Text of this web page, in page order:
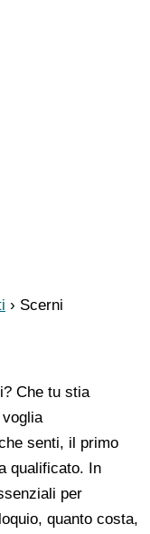
› Scerni
Che tu stia
senti, il primo
qualificato. In
per
quanto costa,